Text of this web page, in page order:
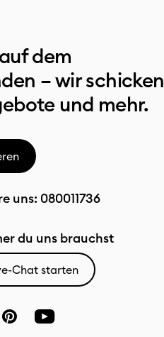
dem
– wir schicken
und mehr.
uns: 080011736
du uns brauchst
Chat starten